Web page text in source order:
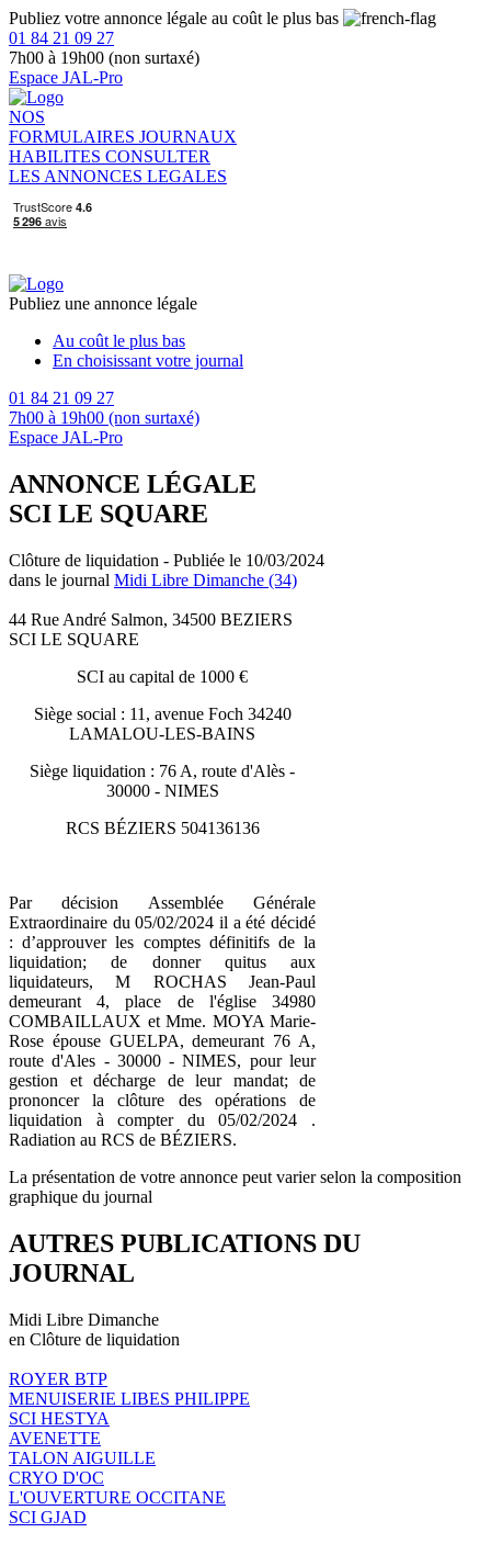
Publiez votre annonce légale au coût le plus bas
01 84 21 09 27
7h00 à 19h00 (non surtaxé)
Espace JAL-Pro
NOS
FORMULAIRES JOURNAUX
HABILITES CONSULTER
LES ANNONCES LEGALES
Publiez une annonce légale
Au coût le plus bas
En choisissant votre journal
01 84 21 09 27
7h00 à 19h00 (non surtaxé)
Espace JAL-Pro
ANNONCE LÉGALE
SCI LE SQUARE
Clôture de liquidation - Publiée le 10/03/2024
dans le journal Midi Libre Dimanche (34)
44 Rue André Salmon, 34500 BEZIERS
SCI LE SQUARE
SCI au capital de 1000 €
Siège social : 11, avenue Foch 34240
LAMALOU-LES-BAINS
Siège liquidation : 76 A, route d'Alès -
30000 - NIMES
RCS BÉZIERS 504136136
Par décision Assemblée Générale
Extraordinaire du 05/02/2024 il a été décidé
: d’approuver les comptes définitifs de la
liquidation; de donner quitus aux
liquidateurs, M ROCHAS Jean-Paul
demeurant 4, place de l'église 34980
COMBAILLAUX et Mme. MOYA Marie-
Rose épouse GUELPA, demeurant 76 A,
route d'Ales - 30000 - NIMES, pour leur
gestion et décharge de leur mandat; de
prononcer la clôture des opérations de
liquidation à compter du 05/02/2024 .
Radiation au RCS de BÉZIERS.
La présentation de votre annonce peut varier selon la composition
graphique du journal
AUTRES PUBLICATIONS DU
JOURNAL
Midi Libre Dimanche
en Clôture de liquidation
ROYER BTP
MENUISERIE LIBES PHILIPPE
SCI HESTYA
AVENETTE
TALON AIGUILLE
CRYO D'OC
L'OUVERTURE OCCITANE
SCI GJAD